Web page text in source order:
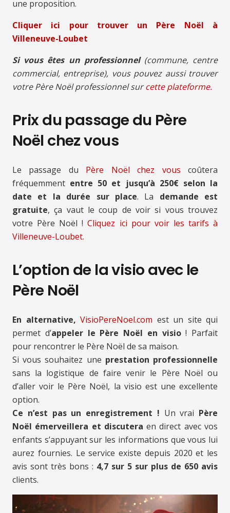
une proposition.
Cliquer ici pour trouver un Père Noël à
Villeneuve-Loubet
Si vous êtes un professionnel(commune, centre
commercial, entreprise), vous pouvez aussi trouver
votre Père Noël professionnel surcette plateforme.
Prix du passage du Père
Noël chez vous
Le passage du Père Noël chez vous coûtera
fréquemment entre 50 et jusqu’à 250€ selon la
date et la durée sur place. La demande est
gratuite, ça vaut le coup de voir si vous trouvez
votre Père Noël !Cliquez ici pour voir les tarifs à
Villeneuve-Loubet.
L’option de la visio avec le
Père Noël
En alternative, VisioPereNoel.com est un site qui
permet d’appeler le Père Noël en visio! Parfait
pour rencontrer le Père Noël de sa maison.
Si vous souhaitez une prestation professionnelle
sans la logistique de faire venir le Père Noël ou
d’aller voir le Père Noël, la visio est une excellente
option.
Ce n’est pas un enregistrement ! Un vrai Père
Noël émerveillera et discutera en direct avec vos
enfants s’appuyant sur les informations que vous lui
aurez fournies. Le service existe depuis 2020 et les
avis sont très bons : 4,7 sur 5 sur plus de 650 avis
clients.